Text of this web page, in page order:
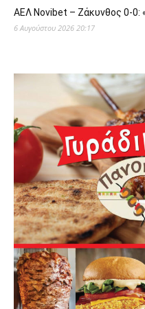
ΑΕΛ Novibet – Ζάκυνθος 0-0:
6 Αυγούστου 2026 20:17